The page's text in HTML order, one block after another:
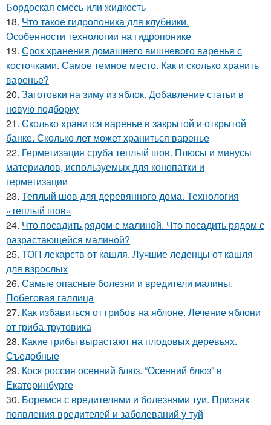
Бордоская смесь или жидкость
18. Что такое гидропоника для клубники.
Особенности технологии на гидропонике
19. Срок хранения домашнего вишневого варенья с
косточками. Самое темное место. Как и сколько хранить
варенье?
20. Заготовки на зиму из яблок. Добавление статьи в
новую подборку
21. Сколько хранится варенье в закрытой и открытой
банке. Сколько лет может храниться варенье
22. Герметизация сруба теплый шов. Плюсы и минусы
материалов, используемых для конопатки и
герметизации
23. Теплый шов для деревянного дома. Технология
«теплый шов»
24. Что посадить рядом с малиной. Что посадить рядом с
разрастающейся малиной?
25. ТОП лекарств от кашля. Лучшие леденцы от кашля
для взрослых
26. Самые опасные болезни и вредители малины.
Побеговая галлица
27. Как избавиться от грибов на яблоне. Лечение яблони
от гриба-трутовика
28. Какие грибы вырастают на плодовых деревьях.
Съедобные
29. Коск россия осенний блюз. “Осенний блюз” в
Екатеринбурге
30. Боремся с вредителями и болезнями туи. Признак
появления вредителей и заболеваний у туй